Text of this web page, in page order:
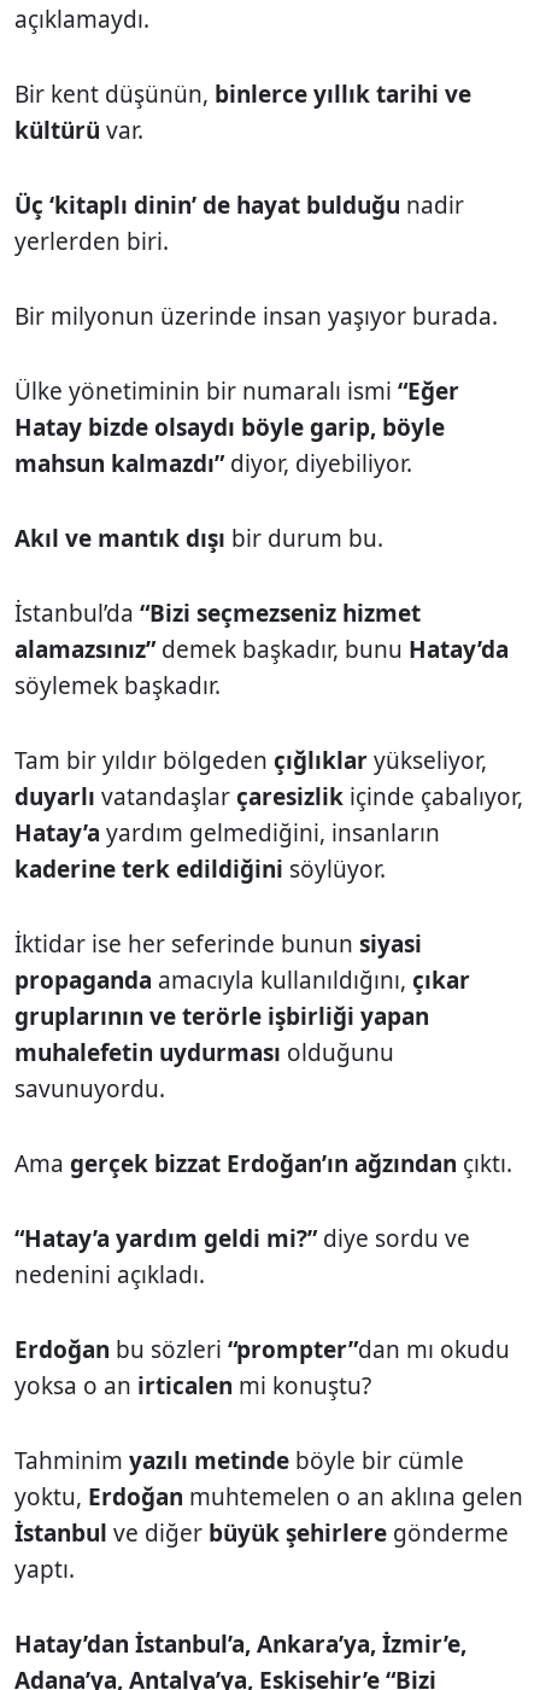
açıklamaydı.
Bir kent düşünün, binlerce yıllık tarihi ve
kültürü var.
Üç ‘kitaplı dinin’ de hayat bulduğu nadir
yerlerden biri.
Bir milyonun üzerinde insan yaşıyor burada.
Ülke yönetiminin bir numaralı ismi “Eğer
Hatay bizde olsaydı böyle garip, böyle
mahsun kalmazdı”diyor, diyebiliyor.
Akıl ve mantık dışı bir durum bu.
İstanbul’da “Bizi seçmezseniz hizmet
alamazsınız”demek başkadır, bunu Hatay’da
söylemek başkadır.
Tam bir yıldır bölgeden çığlıklaryükseliyor,
duyarlı vatandaşlarçaresizlik içinde çabalıyor,
Hatay’a yardım gelmediğini, insanların
kaderine terk edildiğini söylüyor.
İktidar ise her seferinde bunun siyasi
propaganda amacıyla kullanıldığını, çıkar
gruplarının ve terörle işbirliği yapan
muhalefetin uydurması olduğunu
savunuyordu.
Ama gerçek bizzat Erdoğan’ın ağzından çıktı.
“Hatay’a yardım geldi mi?”diye sordu ve
nedenini açıkladı.
Erdoğan bu sözleri “prompter”dan mı okudu
yoksa o an irticalen mi konuştu?
Tahminim yazılı metinde böyle bir cümle
yoktu, Erdoğan muhtemelen o an aklına gelen
İstanbul ve diğer büyük şehirlere gönderme
yaptı.
Hatay’dan İstanbul’a, Ankara’ya, İzmir’e,
Adana’ya, Antalya’ya, Eskişehir’e “Bizi